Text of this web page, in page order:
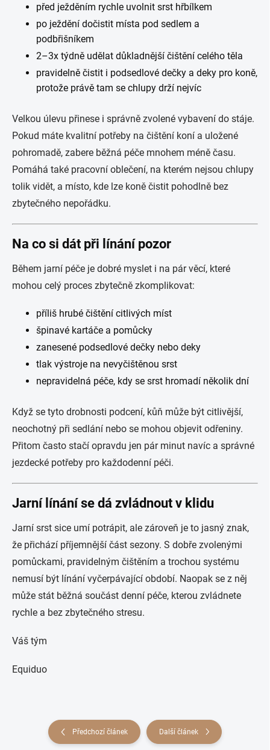
před ježděním rychle uvolnit srst hřbílkem
po ježdění dočistit místa pod sedlem a
podbřišníkem
2–3x týdně udělat důkladnější čištění celého těla
pravidelně čistit i podsedlové dečky a deky pro koně,
protože právě tam se chlupy drží nejvíc
Velkou úlevu přinese i správně zvolené vybavení do stáje.
Pokud máte kvalitní potřeby na čištění koní a uložené
pohromadě, zabere běžná péče mnohem méně času.
Pomáhá také pracovní oblečení, na kterém nejsou chlupy
tolik vidět, a místo, kde lze koně čistit pohodlně bez
zbytečného nepořádku.
Na co si dát při línání pozor
Během jarní péče je dobré myslet i na pár věcí, které
mohou celý proces zbytečně zkomplikovat:
příliš hrubé čištění citlivých míst
špinavé kartáče a pomůcky
zanesené podsedlové dečky nebo deky
tlak výstroje na nevyčištěnou srst
nepravidelná péče, kdy se srst hromadí několik dní
Když se tyto drobnosti podcení, kůň může být citlivější,
neochotný při sedlání nebo se mohou objevit odřeniny.
Přitom často stačí opravdu jen pár minut navíc a správné
jezdecké potřeby pro každodenní péči.
Jarní línání se dá zvládnout v klidu
Jarní srst sice umí potrápit, ale zároveň je to jasný znak,
že přichází příjemnější část sezony. S dobře zvolenými
pomůckami, pravidelným čištěním a trochou systému
nemusí být línání vyčerpávající období. Naopak se z něj
může stát běžná součást denní péče, kterou zvládnete
rychle a bez zbytečného stresu.
Váš tým
Equiduo
Předchozí článek Další článek